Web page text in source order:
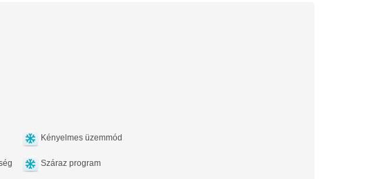
Kényelmes üzemmód
Száraz program